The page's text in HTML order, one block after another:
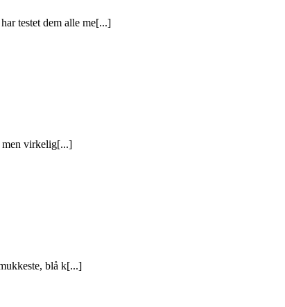
testet dem alle me[...]
men virkelig[...]
blå k[...]